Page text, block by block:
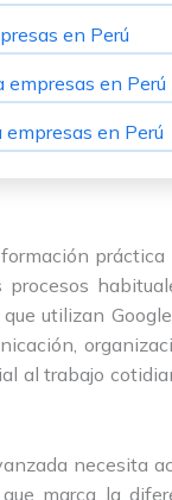
en Perú
empresas en Perú
en Perú
utilizan
al trabajo
necesita
marca la